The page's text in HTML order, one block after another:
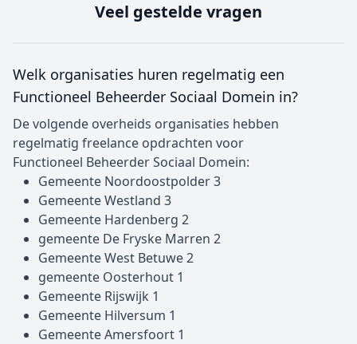
Veel gestelde vragen
Welk organisaties huren regelmatig een
Functioneel Beheerder Sociaal Domein in?
De volgende overheids organisaties hebben
regelmatig freelance opdrachten voor
Functioneel Beheerder Sociaal Domein:
Gemeente Noordoostpolder 3
Gemeente Westland 3
Gemeente Hardenberg 2
gemeente De Fryske Marren 2
Gemeente West Betuwe 2
gemeente Oosterhout 1
Gemeente Rijswijk 1
Gemeente Hilversum 1
Gemeente Amersfoort 1